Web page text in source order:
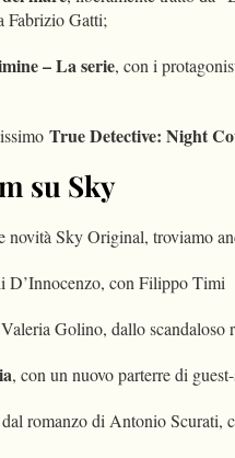
Fabrizio Gatti;
– La serie, con i
True Detective: Night
su Sky
novitàSkyOriginal, troviamo
D’Innocenzo, con Filippo Timi
Golino, dallo scandaloso
, con un nuovo parterre di
dal romanzo di Antonio Scurati,